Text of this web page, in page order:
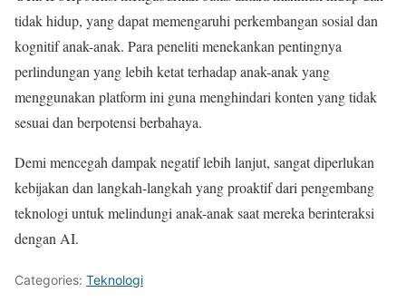
tidak hidup, yang dapat memengaruhi perkembangan sosial dan
kognitif anak-anak. Para peneliti menekankan pentingnya
perlindungan yang lebih ketat terhadap anak-anak yang
menggunakan platform ini guna menghindari konten yang tidak
sesuai dan berpotensi berbahaya.
Demi mencegah dampak negatif lebih lanjut, sangat diperlukan
kebijakan dan langkah-langkah yang proaktif dari pengembang
teknologi untuk melindungi anak-anak saat mereka berinteraksi
dengan AI.
Categories: Teknologi